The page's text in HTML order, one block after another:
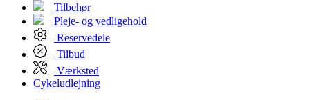
Tilbehør
Pleje- og vedligehold
Reservedele
Tilbud
Værksted
Cykeludlejning